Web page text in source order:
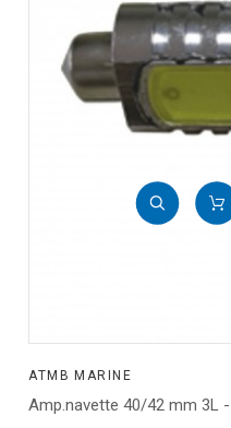
ATMB MARINE
Amp.navette 40/42 mm 3L